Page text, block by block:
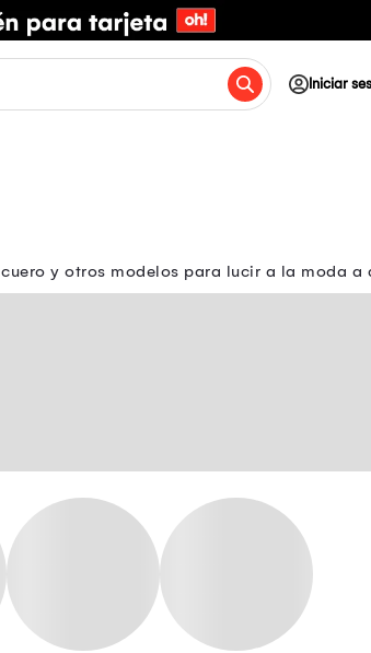
Iniciar
y otros modelos para lucir a la moda a